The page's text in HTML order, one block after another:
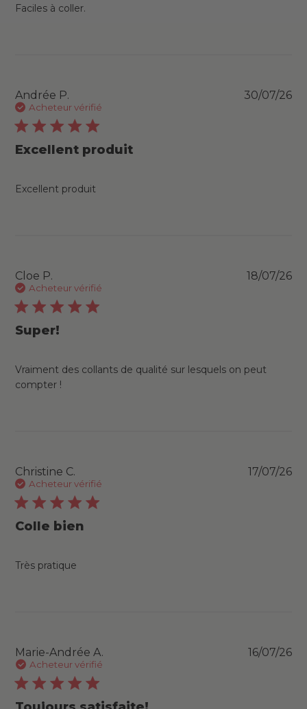
Faciles à coller.
Andrée P.
Acheteur vérifié
Excellent produit
Excellent produit
30/07/26
Cloe P.
Acheteur vérifié
Super!
Vraiment des collants de qualité sur lesquels on peut
compter !
18/07/26
Christine C.
Acheteur vérifié
Colle bien
Très pratique
17/07/26
Marie-Andrée A.
Acheteur vérifié
16/07/26